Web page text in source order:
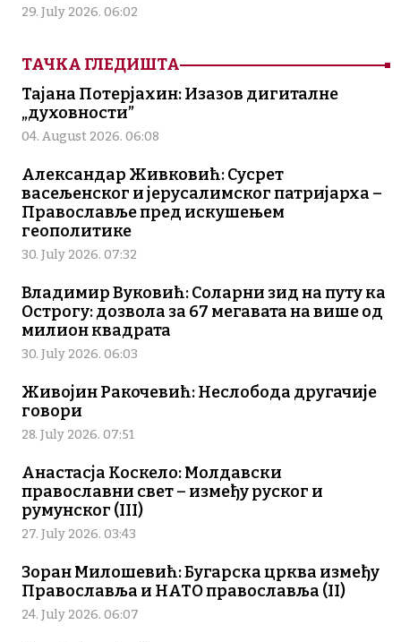
29. July 2026. 06:02
ТАЧКА ГЛЕДИШТА
Тајана Потерјахин: Изазов дигиталне
„духовности”
04. August 2026. 06:08
Александар Живковић: Сусрет
васељенског и јерусалимског патријарха –
Православље пред искушењем
геополитике
30. July 2026. 07:32
Владимир Вуковић: Соларни зид на путу ка
Острогу: дозвола за 67 мегавата на више од
милион квадрата
30. July 2026. 06:03
Живојин Ракочевић: Неслобода другачије
говори
28. July 2026. 07:51
Анастасја Коскело: Молдавски
православни свет – између руског и
румунског (III)
27. July 2026. 03:43
Зоран Милошевић: Бугарска црква између
Православља и НАТО православља (II)
24. July 2026. 06:07